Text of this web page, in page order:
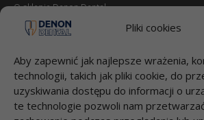
Pliki cookies
Aby zapewnić jak najlepsze wrażenia,
technologii, takich jak pliki cookie, do
uzyskiwania dostępu do informacji o
te technologie pozwoli nam
O sklepie Denon Dental
Reklamacje i zwroty
dental.pl
Przelewy
Bank Millenium S.A.
95 1160 2202 0000 0000 2812 4826